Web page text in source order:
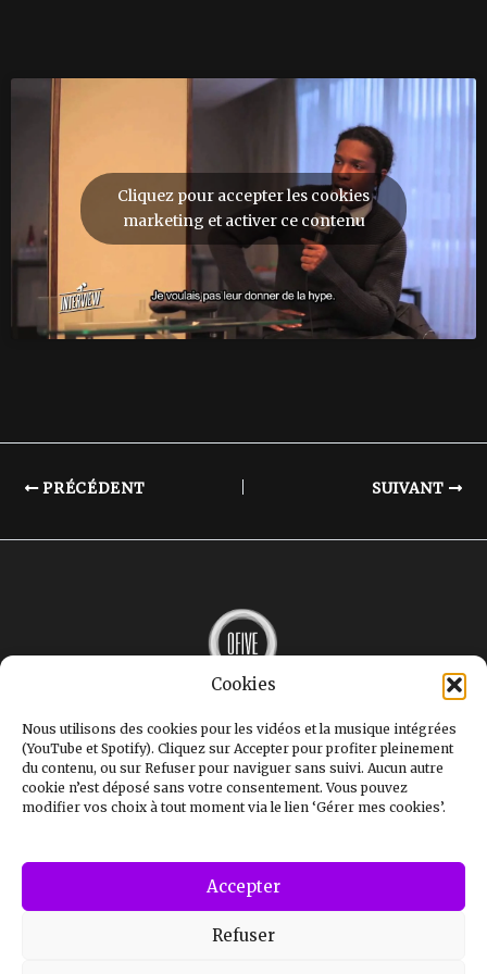
Cookies
Nous utilisons des cookies pour les vidéos et la musique intégrées
(YouTube et Spotify). Cliquez sur Accepter pour profiter pleinement
du contenu, ou sur Refuser pour naviguer sans suivi. Aucun autre
cookie n’est déposé sans votre consentement. Vous pouvez
modifier vos choix à tout moment via le lien ‘Gérer mes cookies’.
Accepter
Refuser
Cliquez pour accepter les cookies
marketing et activer ce contenu
PRÉCÉDENT SUIVANT
INTERVIEWS
GALERIE
STUDIOS
OFIVE+
CONTACT
Politique de cookies (UE)